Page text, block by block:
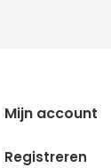
Mijn account
Registreren